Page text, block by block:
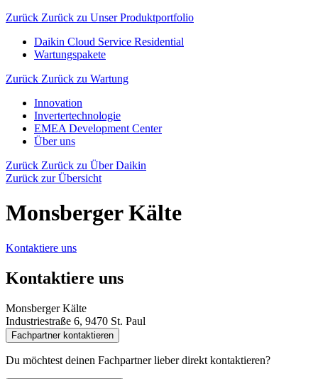
Zurück Zurück zu Unser Produktportfolio
Daikin Cloud Service Residential
Wartungspakete
Zurück Zurück zu Wartung
Innovation
Invertertechnologie
EMEA Development Center
Über uns
Zurück Zurück zu Über Daikin
Zurück zur Übersicht
Monsberger Kälte
Kontaktiere uns
Kontaktiere uns
Monsberger Kälte
Industriestraße 6, 9470 St. Paul
Fachpartner kontaktieren
Du möchtest deinen Fachpartner lieber direkt kontaktieren?